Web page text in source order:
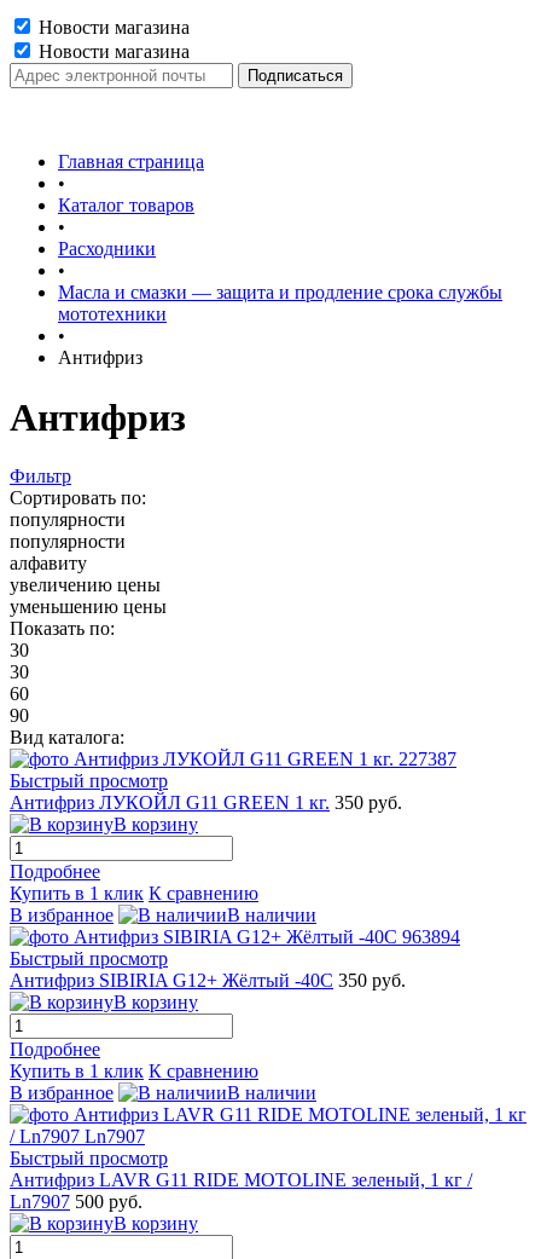
Новости магазина
Новости магазина
Главная страница
•
Каталог товаров
•
Расходники
•
Масла и смазки — защита и продление срока службы
мототехники
•
Антифриз
Антифриз
Фильтр
Сортировать по:
популярности
популярности
алфавиту
увеличению цены
уменьшению цены
Показать по:
30
30
60
90
Вид каталога:
Быстрый просмотр
Антифриз ЛУКОЙЛ G11 GREEN 1 кг. 350 руб.
В корзину
Подробнее
Купить в 1 клик К сравнению
В избранное
В наличии
Быстрый просмотр
Антифриз SIBIRIA G12+ Жёлтый -40C 350 руб.
В корзину
Подробнее
Купить в 1 клик К сравнению
В избранное
В наличии
Быстрый просмотр
Антифриз LAVR G11 RIDE MOTOLINE зеленый, 1 кг /
Ln7907 500 руб.
В корзину